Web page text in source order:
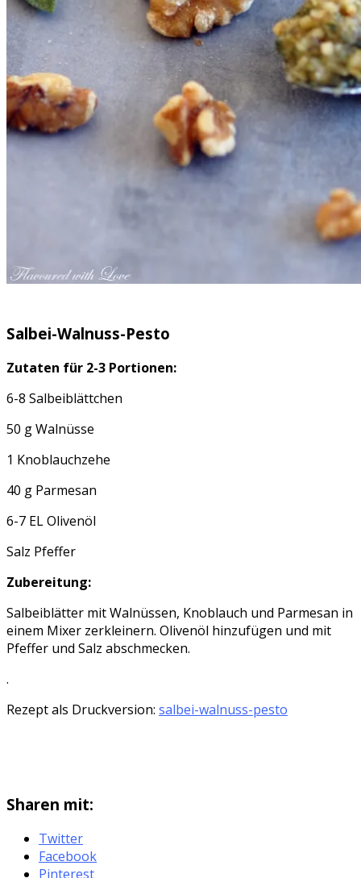
Salbei-Walnuss-Pesto
Zutaten für 2-3 Portionen:
6-8 Salbeiblättchen
50 g Walnüsse
1 Knoblauchzehe
40 g Parmesan
6-7 EL Olivenöl
Salz Pfeffer
Zubereitung:
Salbeiblätter mit Walnüssen, Knoblauch und Parmesan in
einem Mixer zerkleinern. Olivenöl hinzufügen und mit
Pfeffer und Salz abschmecken.
.
Rezept als Druckversion: salbei-walnuss-pesto
Sharen mit:
Twitter
Facebook
Pinterest